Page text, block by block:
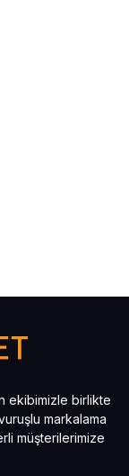
ekibimizle birlikte
markalama
müşterilerimize